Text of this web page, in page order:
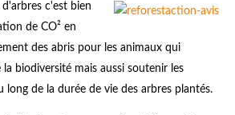
c'est bien
de CO² en
des abris pour les animaux qui
biodiversité mais aussi soutenir les
long de la durée de vie des arbres plantés.